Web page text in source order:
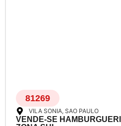
81269
VILA SONIA, SAO PAULO
VENDE-SE